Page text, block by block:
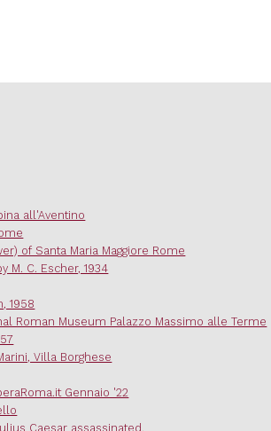
all'Aventino
of Santa Maria Maggiore Rome
M. C. Escher, 1934
1958
Roman Museum Palazzo Massimo alle Terme
Villa Borghese
Gennaio '22
Caesar assassinated.